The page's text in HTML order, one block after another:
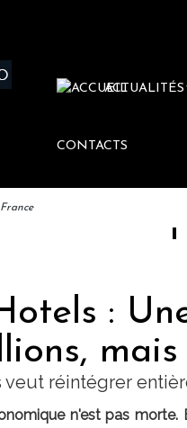
ACTUALITÉS
CONTACTS
IFTM :
:
veut réintégrer
n'est pas